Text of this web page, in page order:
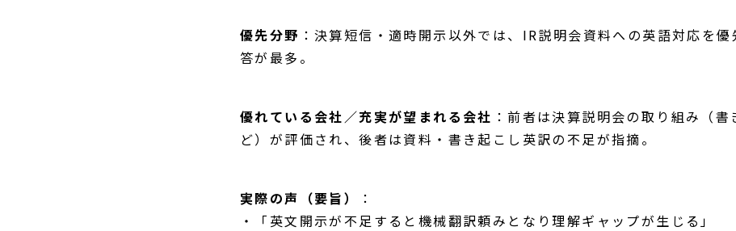
優先分野 ：決算短信・適時開示以外では、IR説明会資料への英語対応を優
答が最多。
優れている会社／充実が望まれる会社 ：前者は決算説明会の取り組み（書
ど）が評価され、後者は資料・書き起こし英訳の不足が指摘。
実際の声（要旨）
：
・「英文開示が不足すると機械翻訳頼みとなり理解ギャップが生じる」